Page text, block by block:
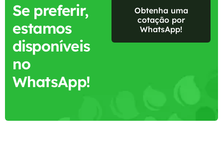
Se preferir,
estamos
disponíveis
no
WhatsApp!
Obtenha uma
cotação por
WhatsApp!